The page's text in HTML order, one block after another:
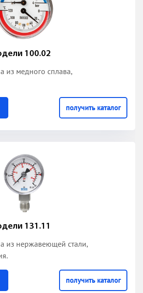
100.02
из медного сплава,
получить каталог
131.11
из нержавеющей стали,
получить каталог